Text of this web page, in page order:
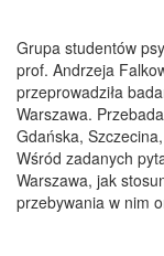
Grupa studentów
prof. Andrzeja
przeprowadziła
Warszawa.
Gdańska,
Wśród zadanych
Warszawa, jak
przebywania w nim